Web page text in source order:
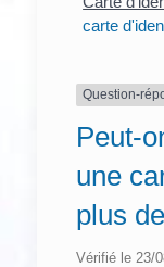
carte
Question-
Peut-
une
plus
Vérifié le 23/